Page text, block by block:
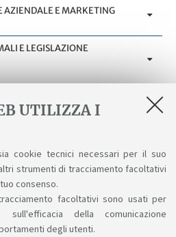
UTILIZZA I
cookie tecnici necessari per il suo
strumenti di tracciamento facoltativi
consenso.
facoltativi sono usati per
della comunicazione
degli utenti.
E MARKETING
E LEGISLAZIONE
DI ORIGINE ANIMALE
PER UNA ZOOTECNIA